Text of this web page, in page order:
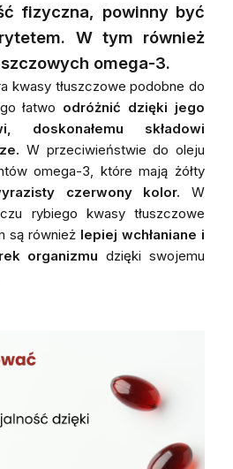
fizyczna, powinny być
W tym również
omega-3.
kwasy tłuszczowe podobne do
łatwo odróżnić dzięki jego
doskonałemu składowi
W przeciwieństwie do oleju
omega-3, które mają żółty
czerwony kolor. W
rybiego kwasy tłuszczowe
są również lepiej wchłaniane i
organizmu dzięki swojemu